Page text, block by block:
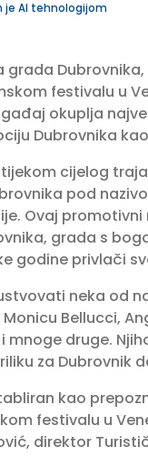
je AI tehnologijom
festivalu u
okuplja
Dubrovnika
cijelog
pod
Ovaj
grada s
godine privlači
neka od
Bellucci,
i mnoge druge.
za Dubrovnik
kao
festivalu u
direktor